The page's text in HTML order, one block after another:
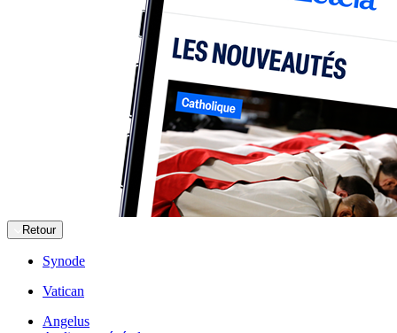
Retour
Synode
Vatican
Angelus